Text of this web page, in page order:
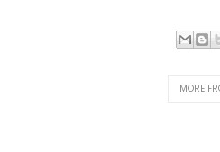
MORE